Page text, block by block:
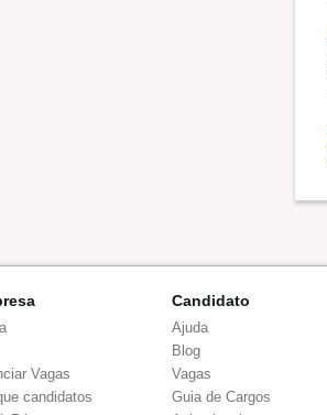
Vagas
candidatos
Candidato
Ajuda
Blog
Vagas
Guia de Cargos